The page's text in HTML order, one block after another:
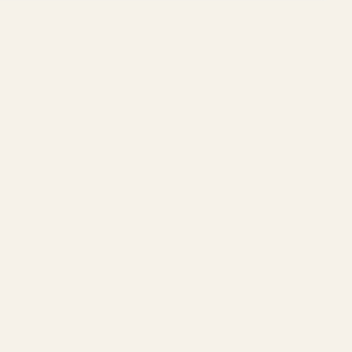
eller Upplands-Bro m.fl.